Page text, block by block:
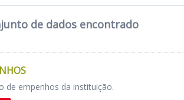
de dados encontrado
de empenhos da instituição.